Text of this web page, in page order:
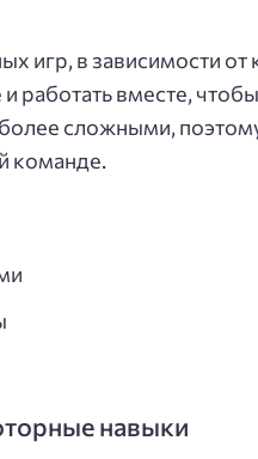
игр, в зависимости
вместе,
сложными,
команде.
навыки